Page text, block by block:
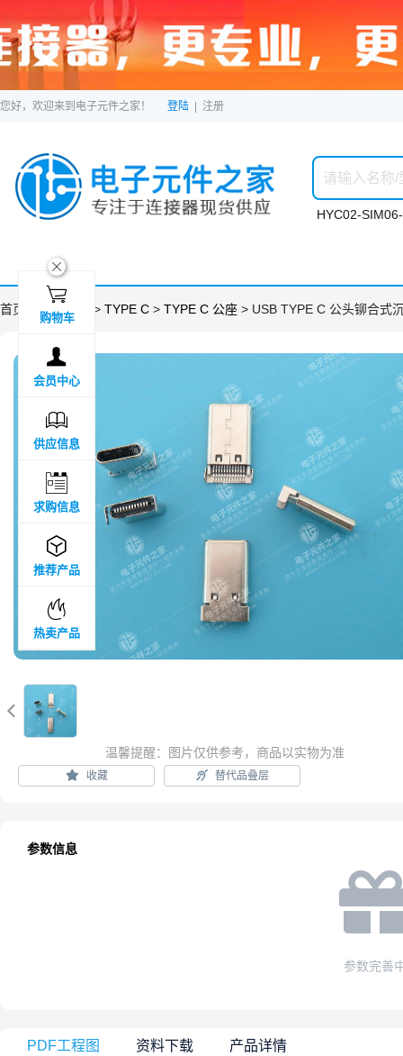
您好，欢迎来到电子元件之家！ 登陆 注册
HYC02-
首页 > 分类目录 > TYPE C > TYPE C 公座 > USB TYPE C 公头铆合式

温馨提醒：图片仅供参考，商品以实物为准
收藏 替代品叠层
参数信息
参数完善
PDF工程图 资料下载 产品详情
ဆ

购物车

会员中心

供应信息

求购信息

推荐产品

热卖产品